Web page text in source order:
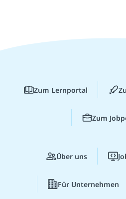
Zum Lernportal
Zum
Über uns
Für Unternehmen